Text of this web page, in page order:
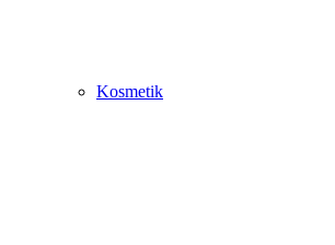
Kosmetik